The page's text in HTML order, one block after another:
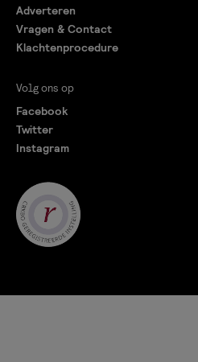
Adverteren
Vragen & Contact
Klachtenprocedure
Volg ons op
Facebook
Twitter
Instagram